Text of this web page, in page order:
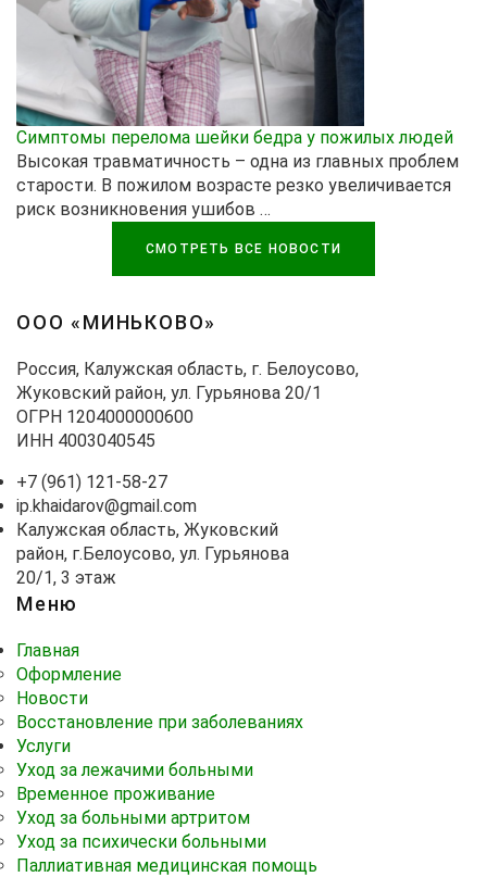
Симптомы перелома шейки бедра у пожилых людей
Высокая травматичность – одна из главных проблем
старости. В пожилом возрасте резко увеличивается
риск возникновения ушибов …
СМОТРЕТЬ ВСЕ НОВОСТИ
ООО «МИНЬКОВО»
Россия, Калужская область, г. Белоусово,
Жуковский район, ул. Гурьянова 20/1
ОГРН 1204000000600
ИНН 4003040545
+7 (961) 121-58-27
ip.khaidarov@gmail.com
Калужская область, Жуковский
район, г.Белоусово, ул. Гурьянова
20/1, 3 этаж
Меню
Главная
Оформление
Новости
Восстановление при заболеваниях
Услуги
Уход за лежачими больными
Временное проживание
Уход за больными артритом
Уход за психически больными
Паллиативная медицинская помощь